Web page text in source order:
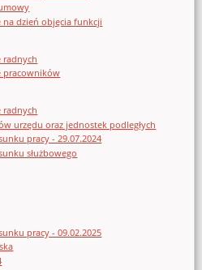
dzień objęcia funkcji
radnych
pracowników
radnych
urzędu oraz jednostek podległych
pracy - 29.07.2024
służbowego
pracy - 09.02.2025